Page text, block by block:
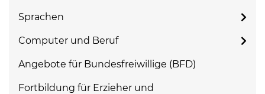
Sprachen
Computer und Beruf
Angebote für Bundesfreiwillige (BFD)
Fortbildung für Erzieher und